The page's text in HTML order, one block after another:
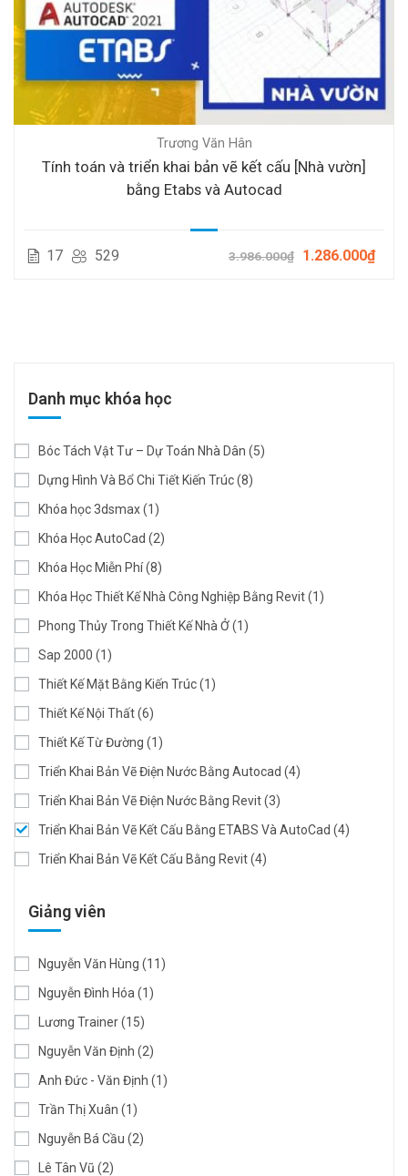
Trương Văn Hân
Tính toán và triển khai bản vẽ kết cấu [Nhà vườn]
bằng Etabs và Autocad
17 529 3.986.000₫ 1.286.000₫
Danh mục khóa học
Bóc Tách Vật Tư – Dự Toán Nhà Dân (5)
Dựng Hình Và Bổ Chi Tiết Kiến Trúc(8)
Khóa học 3dsmax(1)
Khóa Học AutoCad (2)
Khóa Học Miễn Phí(8)
Khóa Học Thiết Kế Nhà Công Nghiệp Bằng Revit(1)
Phong Thủy Trong Thiết Kế Nhà Ở(1)
Sap 2000 (1)
Thiết Kế Mặt Bằng Kiến Trúc(1)
Thiết Kế Nội Thất(6)
Thiết Kế Từ Đường (1)
Triển Khai Bản Vẽ Điện Nước Bằng Autocad (4)
Triển Khai Bản Vẽ Điện Nước Bằng Revit(3)
Triển Khai Bản Vẽ Kết Cấu Bằng ETABS Và AutoCad (4)
Triển Khai Bản Vẽ Kết Cấu Bằng Revit(4)
Giảng viên
Nguyễn Văn Hùng (11)
Nguyễn Đình Hóa (1)
Lương Trainer(15)
Nguyễn Văn Định (2)
Anh Đức - Văn Định (1)
Trần Thị Xuân (1)
Nguyễn Bá Cầu (2)
Lê Tân Vũ (2)